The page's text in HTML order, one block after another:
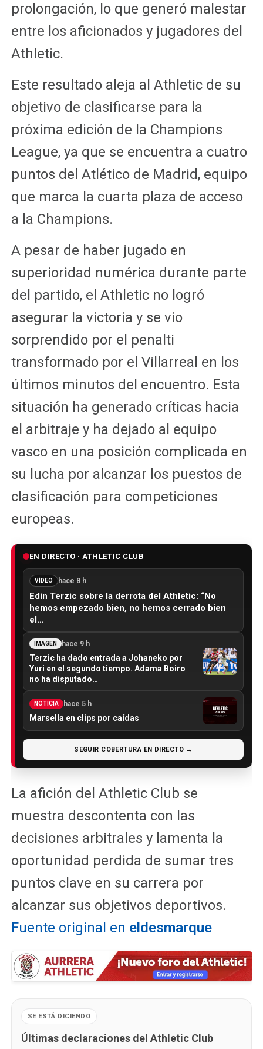
prolongación, lo que generó malestar
entre los aficionados y jugadores del
Athletic.
Este resultado aleja al Athletic de su
objetivo de clasificarse para la
próxima edición de la Champions
League, ya que se encuentra a cuatro
puntos del Atlético de Madrid, equipo
que marca la cuarta plaza de acceso
a la Champions.
A pesar de haber jugado en
superioridad numérica durante parte
del partido, el Athletic no logró
asegurar la victoria y se vio
sorprendido por el penalti
transformado por el Villarreal en los
últimos minutos del encuentro. Esta
situación ha generado críticas hacia
el arbitraje y ha dejado al equipo
vasco en una posición complicada en
su lucha por alcanzar los puestos de
clasificación para competiciones
europeas.
EN DIRECTO · ATHLETIC CLUB
VÍDEO hace 8 h
Edin Terzic sobre la derrota del Athletic: “No
hemos empezado bien, no hemos cerrado bien
el…
IMAGEN hace 9 h
Terzic ha dado entrada a Johaneko por
Yuri en el segundo tiempo. Adama Boiro
no ha disputado…
NOTICIA hace 5 h
Marsella en clips por caídas
SEGUIR COBERTURA EN DIRECTO →
La afición del Athletic Club se
muestra descontenta con las
decisiones arbitrales y lamenta la
oportunidad perdida de sumar tres
puntos clave en su carrera por
alcanzar sus objetivos deportivos.
Fuente original en eldesmarque
SE ESTÁ DICIENDO
Últimas declaraciones del Athletic Club